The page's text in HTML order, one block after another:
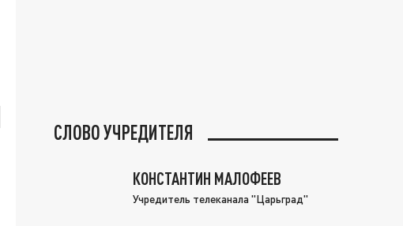
СЛОВО УЧРЕДИТЕЛЯ
КОНСТАНТИН МАЛОФЕЕВ
Учредитель телеканала "Царьград"